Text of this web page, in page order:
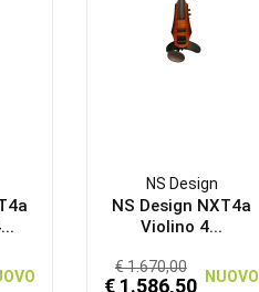
NS Design
NS Design NXT4a
Violino 4...
€ 1.670,00
€ 1.586,50 NUOVO